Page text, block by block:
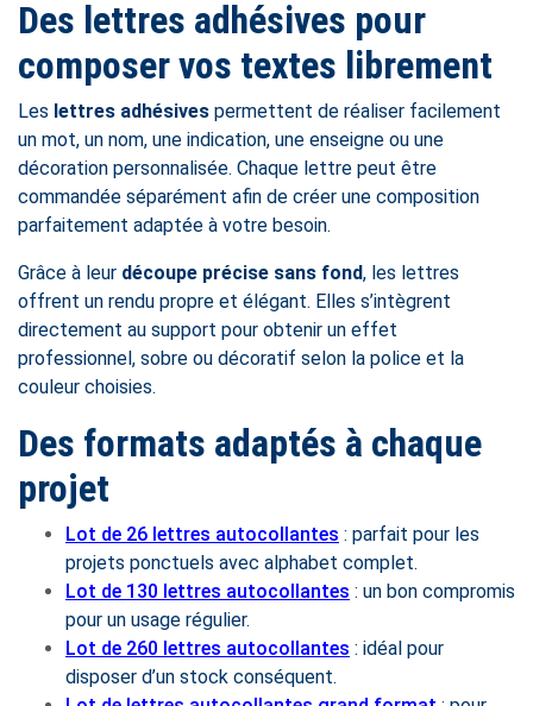
Des lettres adhésives pour
composer vos textes librement
Les lettres adhésives permettent de réaliser facilement
un mot, un nom, une indication, une enseigne ou une
décoration personnalisée. Chaque lettre peut être
commandée séparément afin de créer une composition
parfaitement adaptée à votre besoin.
Grâce à leur découpe précise sans fond, les lettres
offrent un rendu propre et élégant. Elles s’intègrent
directement au support pour obtenir un effet
professionnel, sobre ou décoratif selon la police et la
couleur choisies.
Des formats adaptés à chaque
projet
Lot de 26 lettres autocollantes : parfait pour les
projets ponctuels avec alphabet complet.
Lot de 130 lettres autocollantes : un bon compromis
pour un usage régulier.
Lot de 260 lettres autocollantes : idéal pour
disposer d’un stock conséquent.